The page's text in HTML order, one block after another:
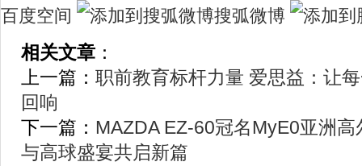
百度空间
搜弧微博
相关文章 ：
上一篇： 职前教育标杆力量 爱思益：让
回响
下一篇： MAZDA EZ-60冠名MyE0亚洲
与高球盛宴共启新篇